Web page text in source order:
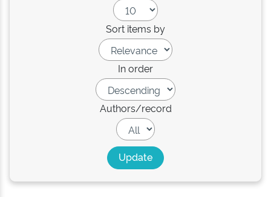
Sort items by
In order
Authors/record